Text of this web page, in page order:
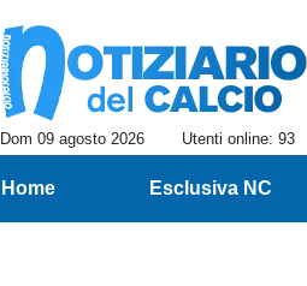
Dom 09 agosto 2026 Utenti online: 93
Home Esclusiva NC